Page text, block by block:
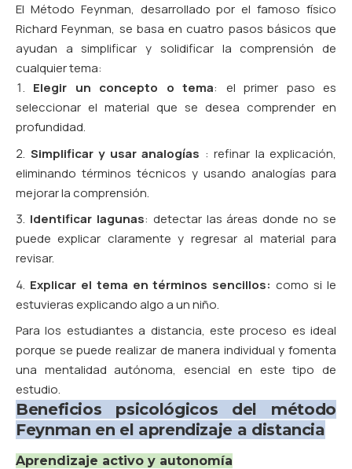
El Método Feynman, desarrollado por el famoso físico
Richard Feynman, se basa en cuatro pasos básicos que
ayudan a simplificar y solidificar la comprensión de
cualquier tema:
Elegir un concepto o tema: el primer paso es
seleccionar el material que se desea comprender en
profundidad.
Simplificar y usar analogías : refinar la explicación,
eliminando términos técnicos y usando analogías para
mejorar la comprensión.
Identificar lagunas: detectar las áreas donde no se
puede explicar claramente y regresar al material para
revisar.
Explicar el tema en términos sencillos: como si le
estuvieras explicando algo a un niño.
Para los estudiantes a distancia, este proceso es ideal
porque se puede realizar de manera individual y fomenta
una mentalidad autónoma, esencial en este tipo de
estudio.
Beneficios psicológicos del método
Feynman en el aprendizaje a distancia
Aprendizaje activo y autonomía